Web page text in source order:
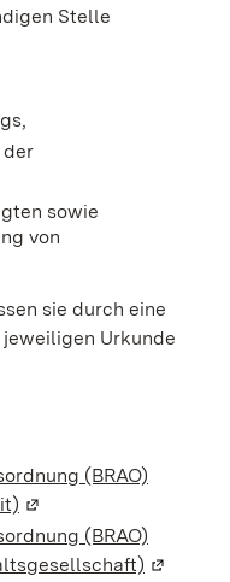
Stelle
der
sowie
von
sie durch eine
Urkunde
(BRAO)
(Wird in einem neuen
(BRAO)
(Wird in